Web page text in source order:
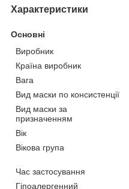
Характеристики
Основні
Виробник
Країна виробник
Вага
Вид маски по консистенції
Вид маски за
призначенням
Вік
Вікова група
Час застосування
Гіпоалергенний